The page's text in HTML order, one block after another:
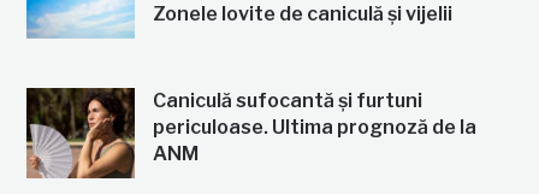
Zonele lovite de caniculă și vijelii
Caniculă sufocantă și furtuni
periculoase. Ultima prognoză de la
ANM